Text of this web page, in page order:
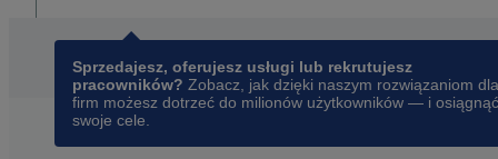
Sprzedajesz, oferujesz usługi lub rekrutujesz
pracowników? Zobacz, jak dzięki naszym rozwiązaniom dla
firm możesz dotrzeć do milionów użytkowników — i osiągnąć
swoje cele.